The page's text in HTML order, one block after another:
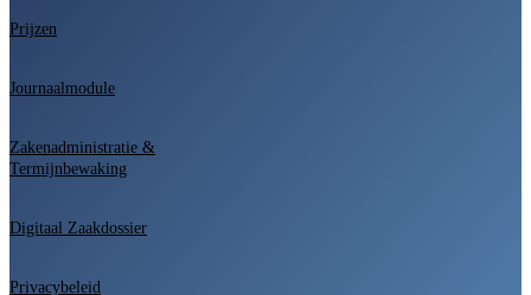
Prijzen
Journaalmodule
Zakenadministratie &
Termijnbewaking
Digitaal Zaakdossier
Privacybeleid